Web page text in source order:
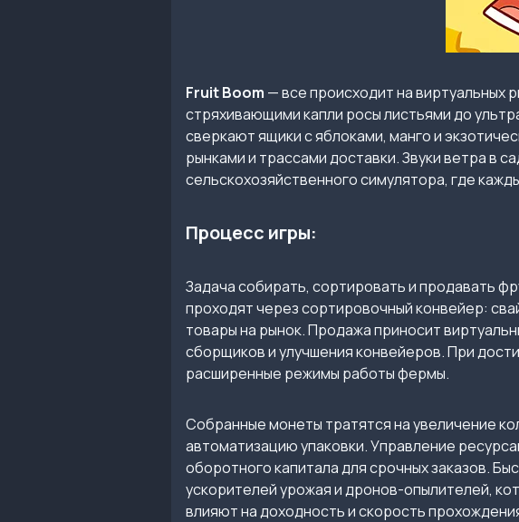
Fruit Boom — все происходит на виртуальных
стряхивающими капли росы листьями до
сверкают ящики с яблоками, манго и
рынками и трассами доставки. Звуки ветра в
сельскохозяйственного симулятора, где
Процесс игры:
Задача собирать, сортировать и продавать
проходят через сортировочный конвейер:
товары на рынок. Продажа приносит
сборщиков и улучшения конвейеров. При
расширенные режимы работы фермы.
Собранные монеты тратятся на увеличение
автоматизацию упаковки. Управление
оборотного капитала для срочных заказов.
ускорителей урожая и дронов-опылителей,
влияют на доходность и скорость